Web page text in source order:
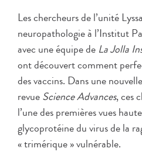
Les chercheurs de l’unité
neuropathologie à l’Institut
avec une équipe de La Jolla
ont découvert comment
des vaccins. Dans une
revueScience Advances, ces
l’une des premières vues
glycoprotéine du virus de la
« trimérique » vulnérable.